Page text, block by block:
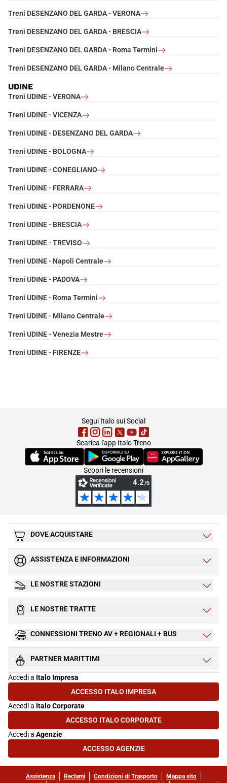
Treni DESENZANO DEL GARDA - VERONA
Treni DESENZANO DEL GARDA - BRESCIA
Treni DESENZANO DEL GARDA - Roma Termini
Treni DESENZANO DEL GARDA - Milano Centrale
UDINE
Treni UDINE - VERONA
Treni UDINE - VICENZA
Treni UDINE - DESENZANO DEL GARDA
Treni UDINE - BOLOGNA
Treni UDINE - CONEGLIANO
Treni UDINE - FERRARA
Treni UDINE - PORDENONE
Treni UDINE - BRESCIA
Treni UDINE - TREVISO
Treni UDINE - Napoli Centrale
Treni UDINE - PADOVA
Treni UDINE - Roma Termini
Treni UDINE - Milano Centrale
Treni UDINE - Venezia Mestre
Treni UDINE - FIRENZE
Segui Italo sui Social
Scarica l'app Italo Treno
(Si apre in una nuova scheda)(Si apre in una nuova scheda)
(Si apre in una nuova
Scopri le recensioni
DOVE ACQUISTARE
ASSISTENZA E INFORMAZIONI
LE NOSTRE STAZIONI
LE NOSTRE TRATTE
CONNESSIONI TRENO AV + REGIONALI + BUS
PARTNER MARITTIMI
Accedi a Italo Impresa
ACCESSO ITALO IMPRESA(SI APRE IN UNA NUOVA SCHEDA)
Accedi a Italo Corporate
ACCESSO ITALO CORPORATE(SI APRE IN UNA NUOVA SCHEDA)
Accedi a Agenzie
ACCESSO AGENZIE(SI APRE IN UNA NUOVA SCHEDA)
Assistenza Reclami Condizioni di Trasporto
Mappa sito